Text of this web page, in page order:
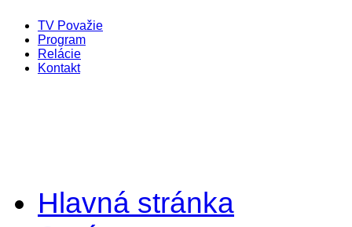
TV Považie
Program
Relácie
Kontakt
Hlavná stránka